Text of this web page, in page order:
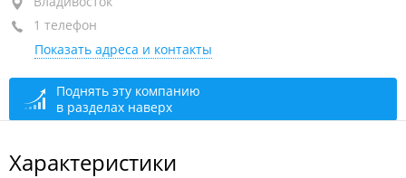
+7 902 067-45-57
открыто: 08:00–22:00
1 телефон
Показать адреса и контакты
Поднять эту компанию
в разделах наверх
Характеристики